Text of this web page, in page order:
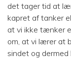
det tager tid at
kapret af tanker
at vi ikke tænker
om, at vi lærer at
sindet og